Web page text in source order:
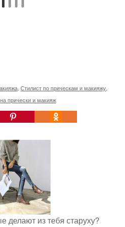
Стилист по прическам и макияжу
прически и макияж
делают из тебя старуху?